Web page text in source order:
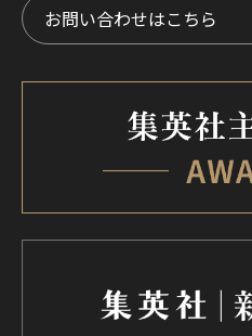
お問い合わせはこちら